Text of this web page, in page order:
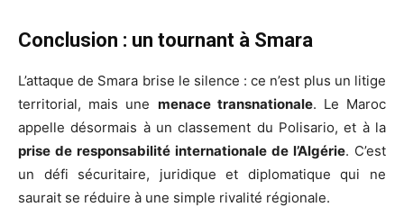
Conclusion : un tournant à Smara
L’attaque de Smara brise le silence : ce n’est plus un litige
territorial, mais une menace transnationale. Le Maroc
appelle désormais à un classement du Polisario, et à la
prise de responsabilité internationale de l’Algérie. C’est
un défi sécuritaire, juridique et diplomatique qui ne
saurait se réduire à une simple rivalité régionale.